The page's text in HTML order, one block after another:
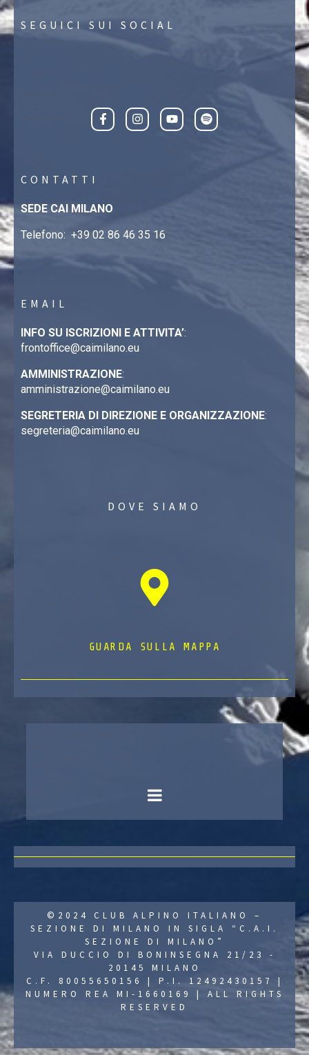
SEGUICI SUI SOCIAL
CONTATTI
SEDE CAI MILANO
Telefono: +39 02 86 46 35 16
EMAIL
INFO SU ISCRIZIONI E ATTIVITA’:
frontoffice@caimilano.eu
AMMINISTRAZIONE:
amministrazione@caimilano.eu
SEGRETERIA DI DIREZIONE E ORGANIZZAZIONE:
segreteria@caimilano.eu
DOVE SIAMO
GUARDA SULLA MAPPA
©2024 CLUB ALPINO ITALIANO –
SEZIONE DI MILANO IN SIGLA “C.A.I.
SEZIONE DI MILANO”
VIA DUCCIO DI BONINSEGNA 21/23 -
20145 MILANO
C.F. 80055650156 | P.I. 12492430157 |
NUMERO REA MI-1660169 | ALL RIGHTS
RESERVED